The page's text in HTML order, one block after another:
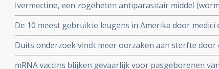
Ivermectine, een zogeheten antiparasitair middel
coronavirus - Covid-19 zeer goed te kunnen bestrijden.
studies blijkt zeer grote effectiviteit.
De 10 meest gebruikte leugens in Amerika door
klakkeloos overgenomen rondom het corona virus en
buiten
Duits onderzoek vindt meer oorzaken aan sterfte
hersenen, bloedvaten en hart (myocarditis) bij
overleden net na vaccinatie tegen coronavirus.
mRNA vaccins blijken gevaarlijk voor pasgeborenen